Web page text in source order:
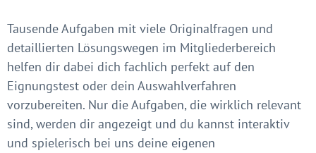
Tausende Aufgaben mit viele Originalfragen und
detaillierten Lösungswegen im Mitgliederbereich
helfen dir dabei dich fachlich perfekt auf den
Eignungstest oder dein Auswahlverfahren
vorzubereiten. Nur die Aufgaben, die wirklich relevant
sind, werden dir angezeigt und du kannst interaktiv
und spielerisch bei uns deine eigenen